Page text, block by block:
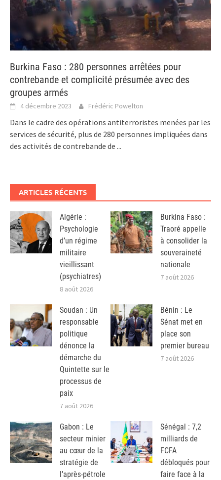
Burkina Faso : 280 personnes arrêtées pour
contrebande et complicité présumée avec des
groupes armés
4 décembre 2023 Frédéric Powelton
Dans le cadre des opérations antiterroristes menées par les
services de sécurité, plus de 280 personnes impliquées dans
des activités de contrebande de ...
ARTICLES RÉCENTS
Algérie :
Psychologie
d’un régime
militaire
vieillissant
(psychiatres)
8 août 2026
Burkina Faso :
Traoré appelle
à consolider la
souveraineté
nationale
7 août 2026
Soudan : Un
responsable
politique
dénonce la
démarche du
Quintette sur le
processus de
paix
7 août 2026
Bénin : Le
Sénat met en
place son
premier bureau
7 août 2026
Gabon : Le
secteur minier
au cœur de la
stratégie de
l’après-pétrole
Sénégal : 7,2
milliards de
FCFA
débloqués pour
faire face à la